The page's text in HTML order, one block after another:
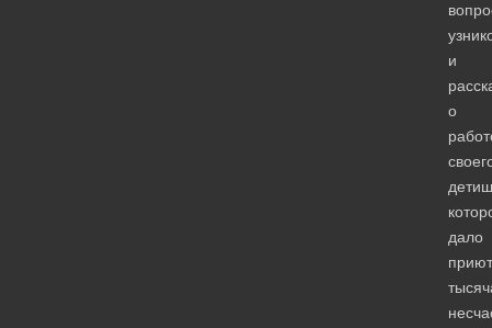
и
о
дало
приют